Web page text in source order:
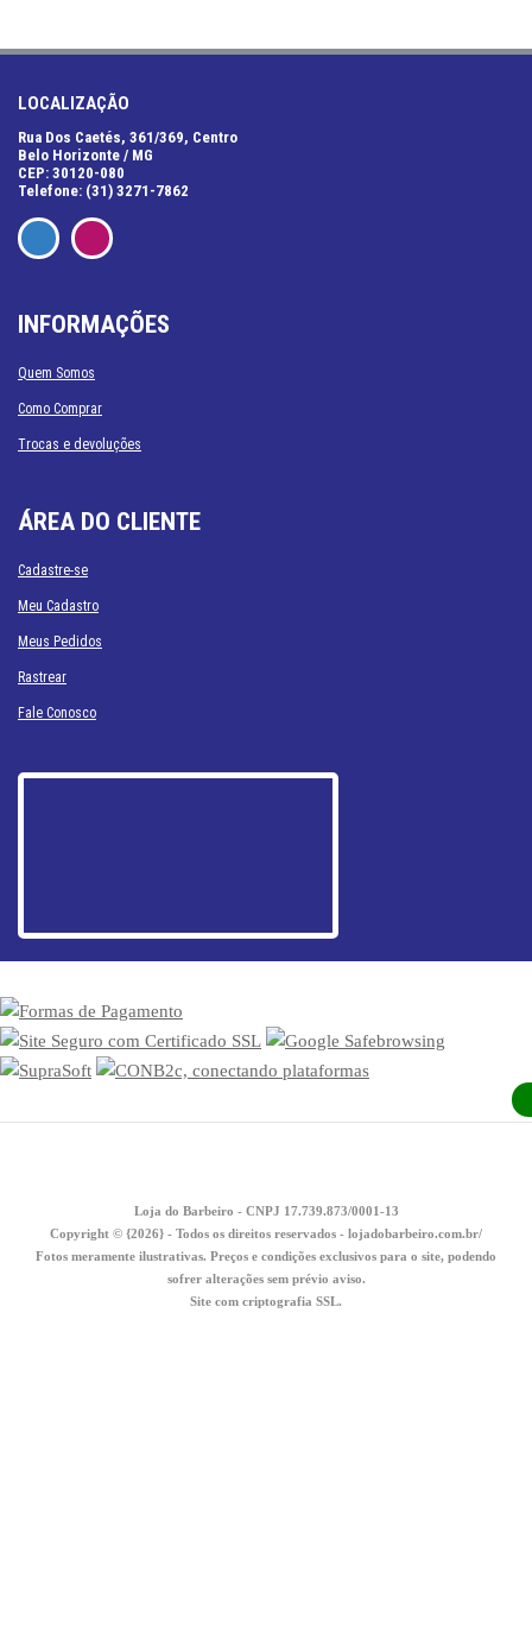
LOCALIZAÇÃO
Rua Dos Caetés, 361/369, Centro
Belo Horizonte / MG
CEP: 30120-080
Telefone: (31) 3271-7862
INFORMAÇÕES
Quem Somos
Como Comprar
Trocas e devoluções
ÁREA DO CLIENTE
Cadastre-se
Meu Cadastro
Meus Pedidos
Rastrear
Fale Conosco
Loja do Barbeiro - CNPJ 17.739.873/0001-13
Copyright © {2026} - Todos os direitos reservados - lojadobarbeiro.com.br/
Fotos meramente ilustrativas. Preços e condições exclusivos para o site, podendo
sofrer alterações sem prévio aviso.
Site com criptografia SSL.